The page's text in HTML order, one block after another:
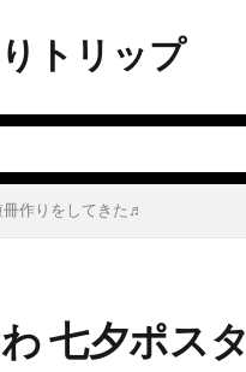
トリップ
作りをしてきた♬
七夕ポスタ